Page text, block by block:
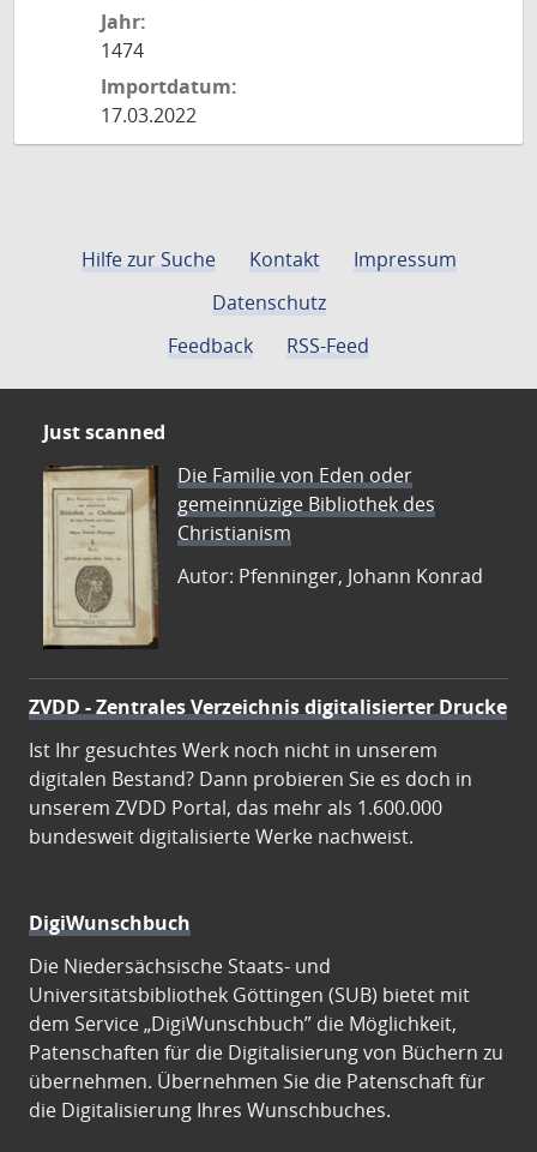
Jahr:
1474
Importdatum:
17.03.2022
Hilfe zur Suche Kontakt
Impressum
Datenschutz
Feedback
RSS-Feed
Just scanned
Die Familie von Eden oder
gemeinnüzige Bibliothek des
Christianism
Autor: Pfenninger, Johann Konrad
ZVDD - Zentrales Verzeichnis digitalisierter Drucke
Ist Ihr gesuchtes Werk noch nicht in unserem
digitalen Bestand? Dann probieren Sie es doch in
unserem ZVDD Portal, das mehr als 1.600.000
bundesweit digitalisierte Werke nachweist.
DigiWunschbuch
Die Niedersächsische Staats- und
Universitätsbibliothek Göttingen (SUB) bietet mit
dem Service „DigiWunschbuch” die Möglichkeit,
Patenschaften für die Digitalisierung von Büchern zu
übernehmen. Übernehmen Sie die Patenschaft für
die Digitalisierung Ihres Wunschbuches.